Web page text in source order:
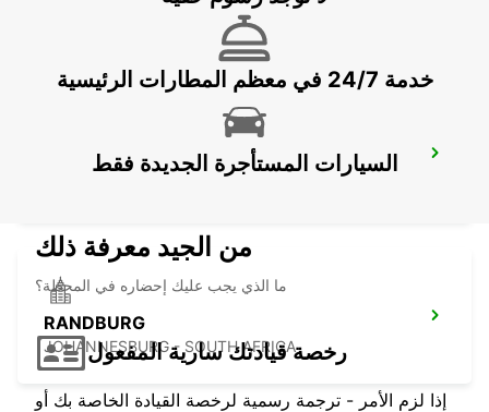
BRAAMFONTEIN - SOUTH AFRICA
FOURWAYS
RANDBURG
JOHANNESBURG - SOUTH AFRICA
خدمة 24/7 في معظم المطارات الرئيسية
السيارات المستأجرة الجديدة فقط
من الجيد معرفة ذلك
ما الذي يجب عليك إحضاره في المحطة؟
رخصة قيادتك سارية المفعول
إذا لزم الأمر - ترجمة رسمية لرخصة القيادة الخاصة بك أو